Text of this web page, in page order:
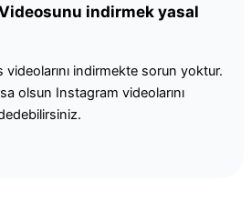
indirmek yasal
videolarını indirmekte sorun yoktur.
olsun Instagram videolarını